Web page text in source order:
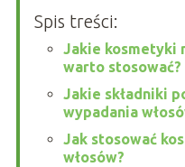
Spis treści:
Jakie kosmetyki
warto stosować?
Jakie składniki
wypadania
Jak stosować
włosów?